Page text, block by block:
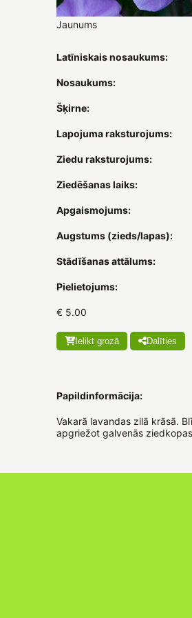
Jaunums
Latīniskais nosaukums:
Nosaukums:
Šķirne:
Lapojuma raksturojums:
Ziedu raksturojums:
Ziedēšanas laiks:
Apgaismojums:
Augstums (zieds/lapas):
Stādīšanas attālums:
Pielietojums:
€ 5.00
Ielikt grozā Dalīties
Papildinformācija:
Vakarā lavandas zilā krāsā.
apgriežot galvenās